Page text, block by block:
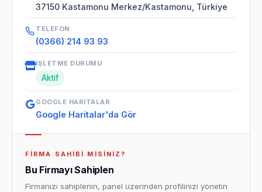
37150 Kastamonu Merkez/Kastamonu, Türkiye
TELEFON
(0366) 214 93 93
İŞLETME DURUMU
Aktif
GOOGLE HARITALAR
Google Haritalar'da Gör
FIRMA SAHIBI MISINIZ?
Bu Firmayı Sahiplen
Firmanızı sahiplenin, panel üzerinden profilinizi yönetin